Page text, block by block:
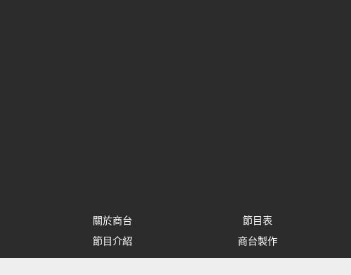
關於商台 節目表
節目介紹
商台製作